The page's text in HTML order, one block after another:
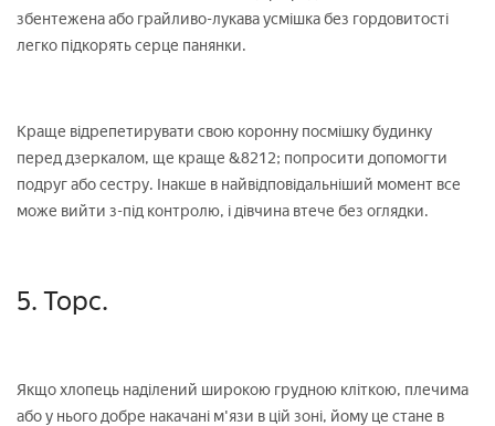
збентежена або грайливо-лукава усмішка без гордовитості
легко підкорять серце панянки.
Краще відрепетирувати свою коронну посмішку будинку
перед дзеркалом, ще краще &8212; попросити допомогти
подруг або сестру. Інакше в найвідповідальніший момент все
може вийти з-під контролю, і дівчина втече без оглядки.
5. Торс.
Якщо хлопець наділений широкою грудною кліткою, плечима
або у нього добре накачані м'язи в цій зоні, йому це стане в